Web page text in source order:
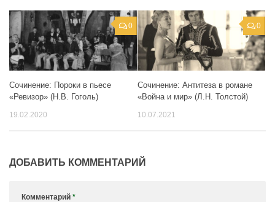
0
Сочинение: Пороки в пьесе
«Ревизор» (Н.В. Гоголь)
19.02.2020
0
Сочинение: Антитеза в романе
«Война и мир» (Л.Н. Толстой)
10.07.2021
ДОБАВИТЬ КОММЕНТАРИЙ
Комментарий *